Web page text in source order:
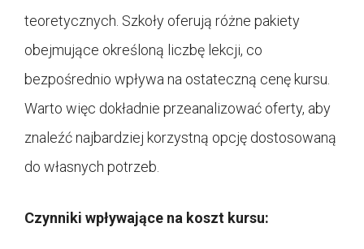
teoretycznych. Szkoły oferują różne pakiety
obejmujące określoną liczbę lekcji, co
bezpośrednio wpływa na ostateczną cenę kursu.
Warto więc dokładnie przeanalizować oferty, aby
znaleźć najbardziej korzystną opcję dostosowaną
do własnych potrzeb.
Czynniki wpływające na koszt kursu: